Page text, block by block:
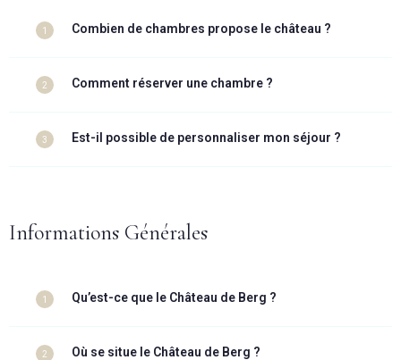
1 Combien de chambres propose le château ?
2 Comment réserver une chambre ?
3 Est-il possible de personnaliser mon séjour ?
Informations Générales
1 Qu’est-ce que le Château de Berg ?
2 Où se situe le Château de Berg ?